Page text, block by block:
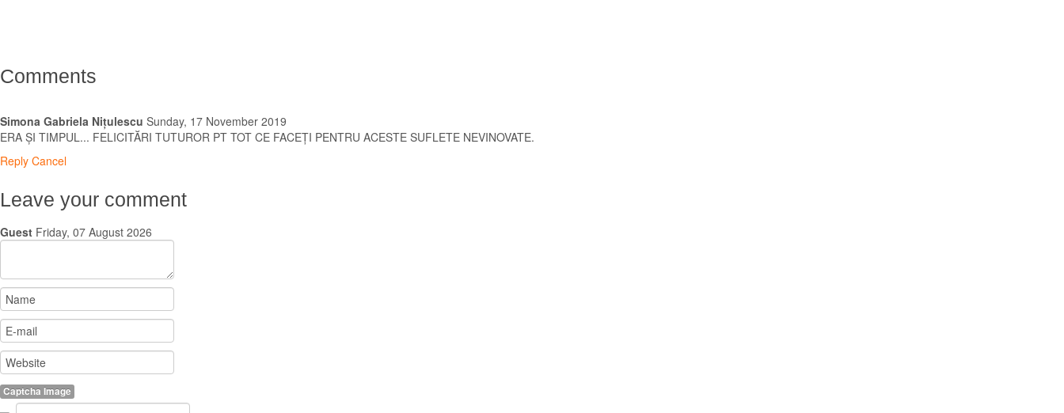
Comments
Simona Gabriela Nițulescu Sunday, 17 November 2019
ERA ȘI TIMPUL... FELICITĂRI TUTUROR PT TOT CE FACEȚI PENTRU ACESTE SUFLETE NEVINOVATE.
Reply Cancel
Leave your comment
Guest Friday, 07 August 2026
Captcha Image